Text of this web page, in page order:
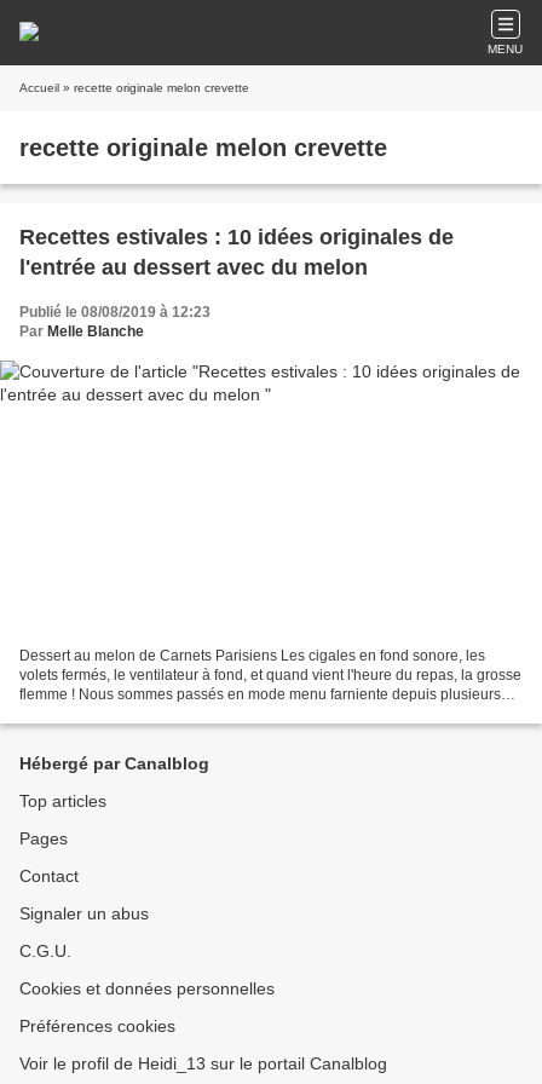
MENU
Accueil » recette originale melon crevette
recette originale melon crevette
Recettes estivales : 10 idées originales de
l'entrée au dessert avec du melon
Publié le 08/08/2019 à 12:23
Par Melle Blanche
Dessert au melon de Carnets Parisiens Les cigales en fond sonore, les
volets fermés, le ventilateur à fond, et quand vient l'heure du repas, la grosse
flemme ! Nous sommes passés en mode menu farniente depuis plusieurs
Hébergé par Canalblog
Top articles
Pages
Contact
Signaler un abus
C.G.U.
Cookies et données personnelles
Préférences cookies
Voir le profil de Heidi_13 sur le portail Canalblog